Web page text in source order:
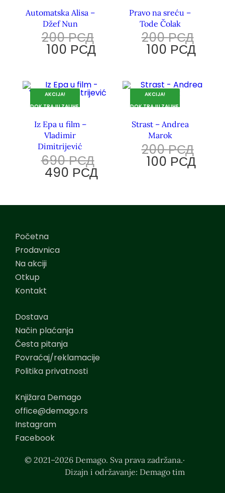
Automatska Alisa –
Džef Nun
200РСД
100 РСД
Pravo na sreću –
Tode Čolak
200РСД
100 РСД
AKCIJA!
DOK TRAJU ZALIHE.
Iz Epa u film –
Vladimir
Dimitrijević
690РСД
490 РСД
AKCIJA!
DOK TRAJU ZALIHE.
Strast – Andrea
Marok
200РСД
100 РСД
Početna
Prodavnica
Na akciji
Otkup
Kontakt
Dostava
Način plaćanja
Česta pitanja
Povraćaj/reklamacije
Politika privatnosti
Knjižara Demago
office@demago.rs
Instagram
Facebook
© 2021–2026 Demago. Sva prava zadržana.·
Dizajn i održavanje: Demago tim